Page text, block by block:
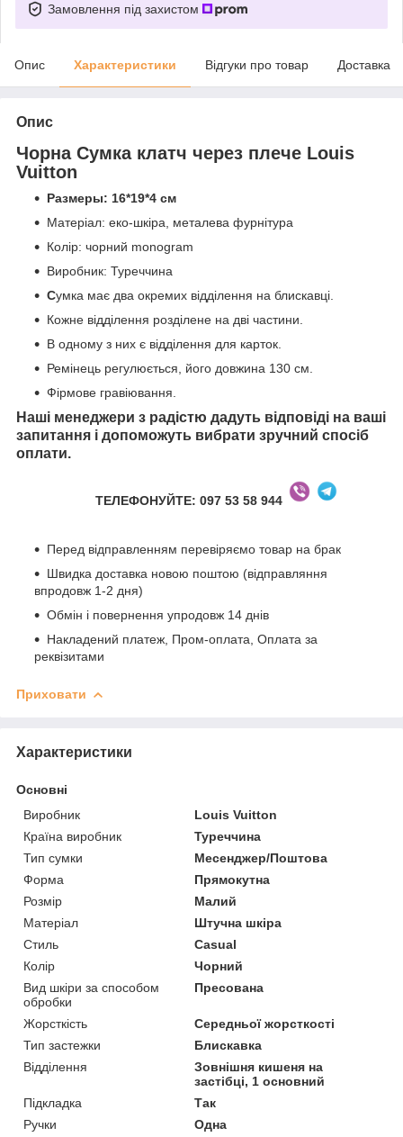
Замовлення під захистом
Опис Характеристики Відгуки про товар Доставка
Опис
Чорна Сумка клатч через плече Louis
Vuitton
Размеры: 16*19*4 см
Матеріал: еко-шкіра, металева фурнітура
Колір: чорний monogram
Виробник: Туреччина
Сумка має два окремих відділення на блискавці.
Кожне відділення розділене на дві частини.
В одному з них є відділення для карток.
Ремінець регулюється, його довжина 130 см.
Фірмове гравіювання.
Наші менеджери з радістю дадуть відповіді на ваші
запитання і допоможуть вибрати зручний спосіб
оплати.
ТЕЛЕФОНУЙТЕ: 097 53 58 944
Перед відправленням перевіряємо товар на брак
Швидка доставка новою поштою (відправляння
впродовж 1-2 дня)
Обмін і повернення упродовж 14 днів
Накладений платеж, Пром-оплата, Оплата за
реквізитами
Приховати
Характеристики
Основні
Виробник
Louis Vuitton
Країна виробник
Туреччина
Тип сумки
Месенджер/Поштова
Форма
Прямокутна
Розмір
Малий
Матеріал
Штучна шкіра
Стиль
Casual
Колір
Чорний
Вид шкіри за способом
обробки
Пресована
Жорсткість
Середньої жорсткості
Тип застежки
Блискавка
Відділення
Зовнішня кишеня на
застібці, 1 основний
Підкладка
Так
Ручки
Одна